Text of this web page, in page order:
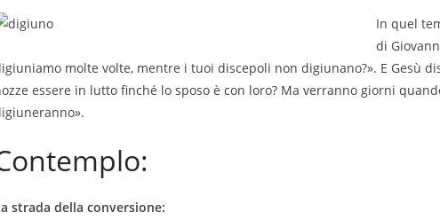
In quel
di
molte volte, mentre i tuoi discepoli non digiunano?». E Gesù
essere in lutto finché lo sposo è con loro? Ma verranno giorni
strada della conversione: